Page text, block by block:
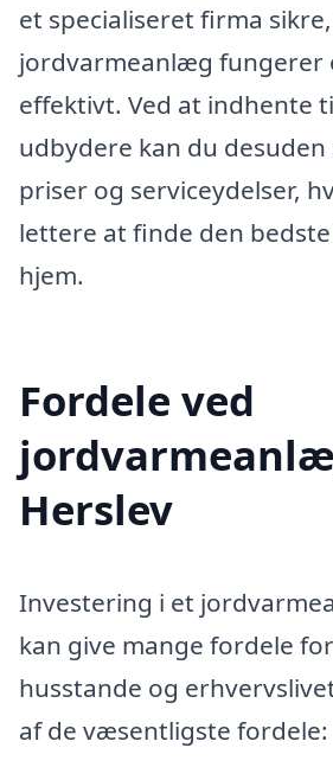
et specialiseret firma
jordvarmeanlæg fungerer
effektivt. Ved at indhente
udbydere kan du
priser og serviceydelser,
lettere at finde den
hjem.
Fordele ved
Herslev
Investering i et
kan give mange fordele
husstande og
af de væsentligste fordele: